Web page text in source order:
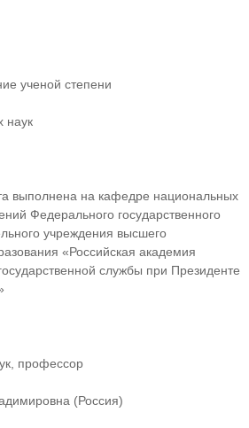
ученой степени
наук
выполнена на кафедре национальных
Федерального государственного
учреждения высшего
«Российская академия
службы при Президенте
профессор
(Россия)